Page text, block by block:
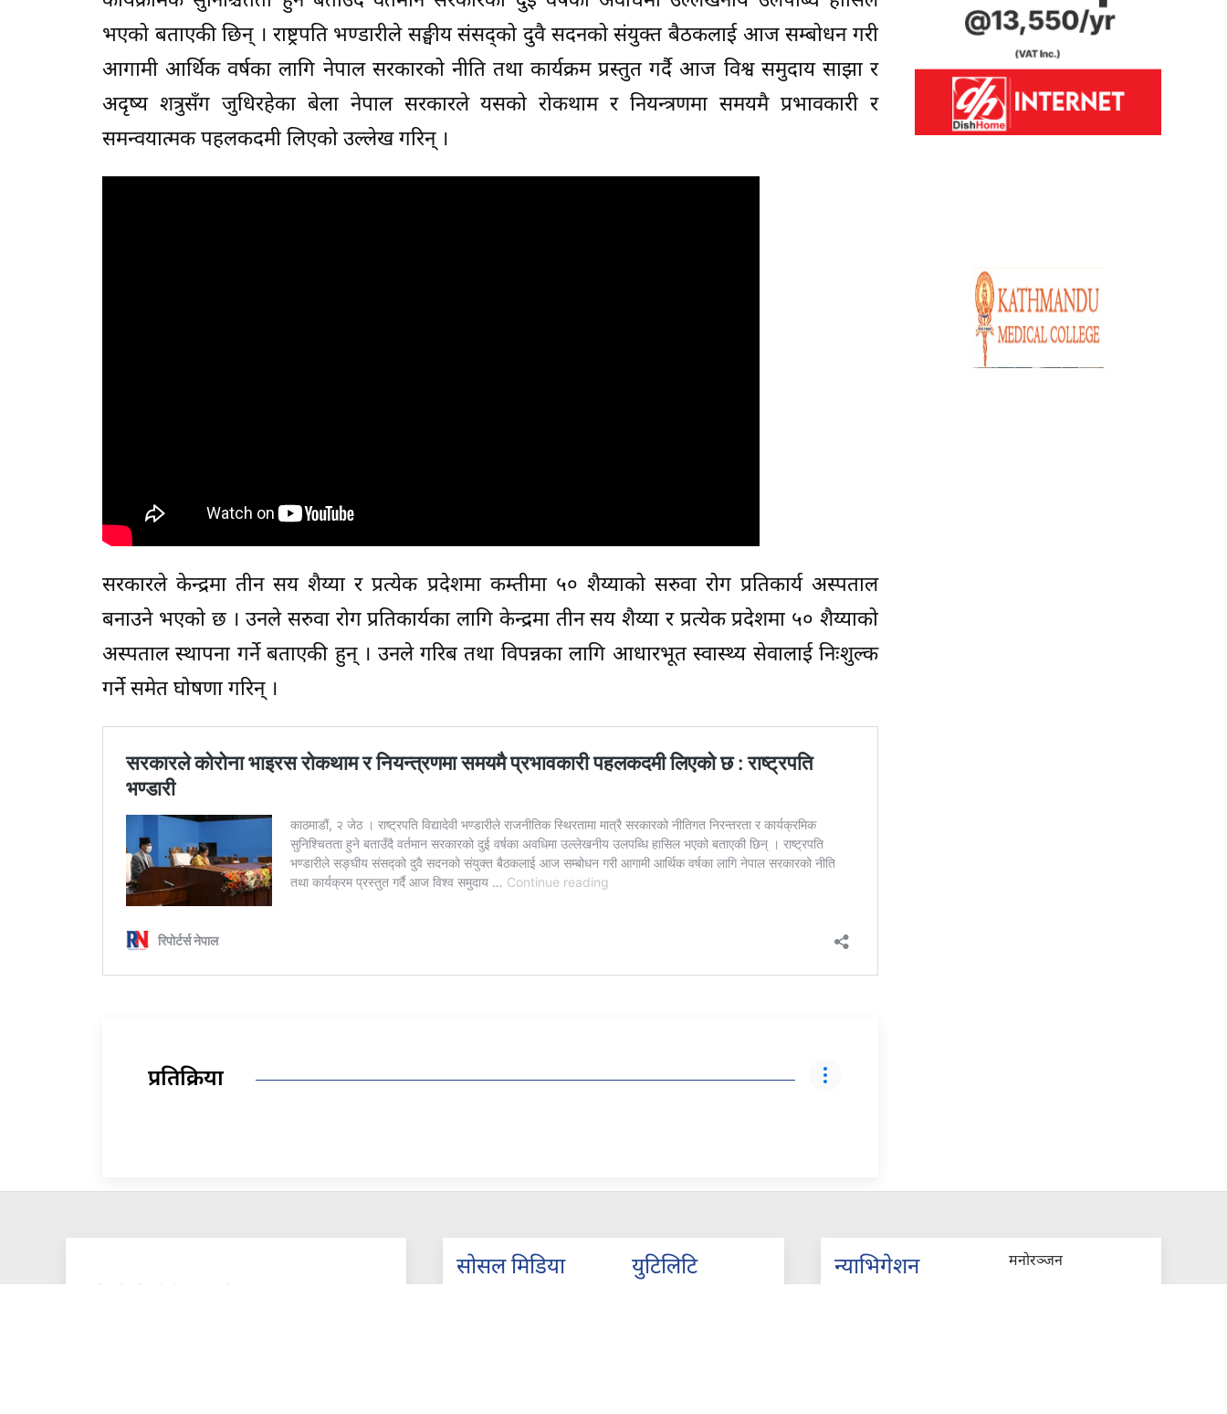
भएको बताएकी छिन् । राष्ट्रपति भण्डारीले सङ्घीय संसद्को दुवै सदनको संयुक्त बैठकलाई आज सम्बोधन गरी
आगामी आर्थिक वर्षका लागि नेपाल सरकारको नीति तथा कार्यक्रम प्रस्तुत गर्दै आज विश्व समुदाय साझा र
अदृष्य शत्रुसँग जुधिरहेका बेला नेपाल सरकारले यसको रोकथाम र नियन्त्रणमा समयमै प्रभावकारी र
समन्वयात्मक पहलकदमी लिएको उल्लेख गरिन् ।
सरकारले केन्द्रमा तीन सय शैय्या र प्रत्येक प्रदेशमा कम्तीमा ५० शैय्याको सरुवा रोग प्रतिकार्य अस्पताल
बनाउने भएको छ । उनले सरुवा रोग प्रतिकार्यका लागि केन्द्रमा तीन सय शैय्या र प्रत्येक प्रदेशमा ५० शैय्याको
अस्पताल स्थापना गर्ने बताएकी हुन् । उनले गरिब तथा विपन्नका लागि आधारभूत स्वास्थ्य सेवालाई निःशुल्क
गर्ने समेत घोषणा गरिन् ।
प्रतिक्रिया
सोसल मिडिया युटिलिटि न्याभिगेशन
मनोरञ्जन